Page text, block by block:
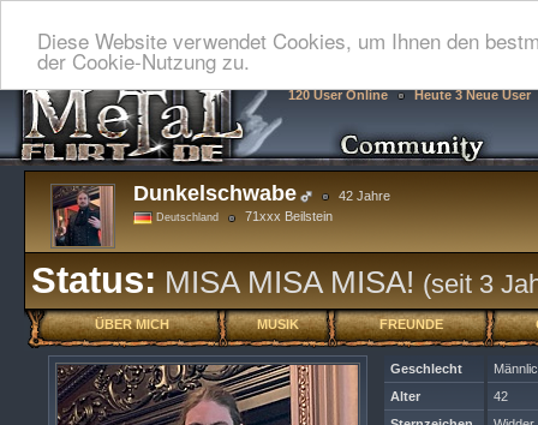
Diese Website verwendet Cookies, um Ihnen den
der Cookie-Nutzung zu.
120 User Online Heute 3 Neue User
Dunkelschwabe 42 Jahre
Deutschland 71xxx Beilstein
Status:MISA MISA MISA!(seit 3
ÜBER MICH MUSIK FREUNDE
Geschlecht
Alter
42